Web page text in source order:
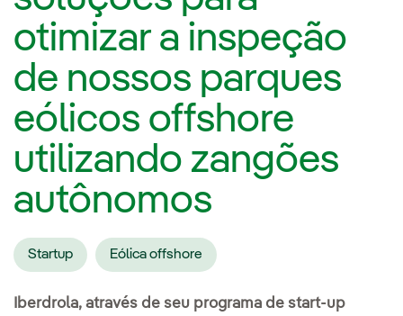
otimizar a inspeção
de nossos parques
eólicos offshore
utilizando zangões
autônomos
Startup Eólica offshore
Iberdrola, através de seu programa de start-up